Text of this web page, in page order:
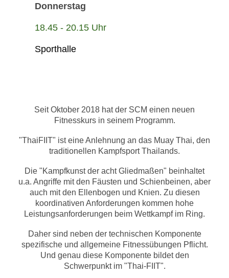
Donnerstag
18.45 - 20.15 Uhr
Sporthalle
Seit Oktober 2018 hat der SCM einen neuen
Fitnesskurs in seinem Programm.
"ThaiFIIT" ist eine Anlehnung an das Muay Thai, den
traditionellen Kampfsport Thailands.
Die "Kampfkunst der acht Gliedmaßen" beinhaltet
u.a. Angriffe mit den Fäusten und Schienbeinen, aber
auch mit den Ellenbogen und Knien. Zu diesen
koordinativen Anforderungen kommen hohe
Leistungsanforderungen beim Wettkampf im Ring.
Daher sind neben der technischen Komponente
spezifische und allgemeine Fitnessübungen Pflicht.
Und genau diese Komponente bildet den
Schwerpunkt im "Thai-FIIT".